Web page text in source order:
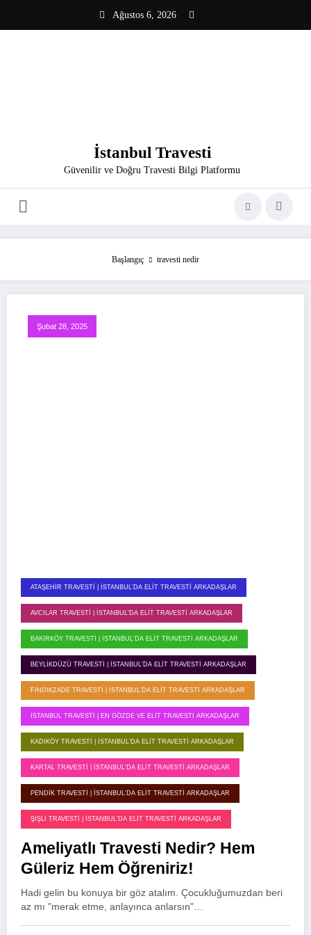
Ağustos 6, 2026
İstanbul Travesti
Güvenilir ve Doğru Travesti Bilgi Platformu
Başlangıç travesti nedir
Şubat 28, 2025
ATAŞEHIR TRAVESTI | İSTANBUL’DA ELIT TRAVESTI ARKADAŞLAR
AVCILAR TRAVESTI | İSTANBUL’DA ELIT TRAVESTI ARKADAŞLAR
BAKIRKÖY TRAVESTI | İSTANBUL’DA ELIT TRAVESTI ARKADAŞLAR
BEYLIKDÜZÜ TRAVESTI | İSTANBUL’DA ELIT TRAVESTI ARKADAŞLAR
FINDIKZADE TRAVESTI | İSTANBUL’DA ELIT TRAVESTI ARKADAŞLAR
İSTANBUL TRAVESTI | EN GÖZDE VE ELIT TRAVESTI ARKADAŞLAR
KADIKÖY TRAVESTI | İSTANBUL’DA ELIT TRAVESTI ARKADAŞLAR
KARTAL TRAVESTI | İSTANBUL’DA ELIT TRAVESTI ARKADAŞLAR
PENDIK TRAVESTI | İSTANBUL’DA ELIT TRAVESTI ARKADAŞLAR
ŞIŞLI TRAVESTI | İSTANBUL'DA ELIT TRAVESTI ARKADAŞLAR
Ameliyatlı Travesti Nedir? Hem
Güleriz Hem Öğreniriz!
Hadi gelin bu konuya bir göz atalım. Çocukluğumuzdan beri
az mı "merak etme, anlayınca anlarsın"…